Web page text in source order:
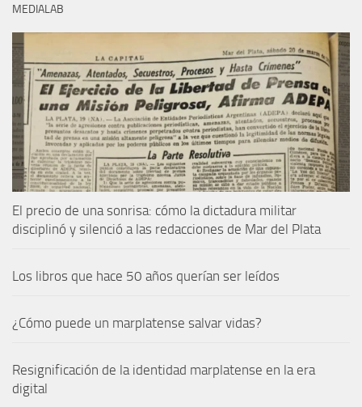
MEDIALAB
El precio de una sonrisa: cómo la dictadura militar
disciplinó y silenció a las redacciones de Mar del Plata
Los libros que hace 50 años querían ser leídos
¿Cómo puede un marplatense salvar vidas?
Resignificación de la identidad marplatense en la era
digital